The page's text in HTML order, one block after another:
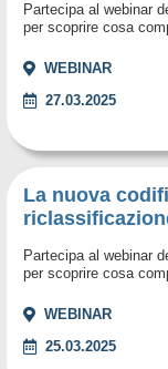
Partecipa al webinar
per scoprire cosa
WEBINAR
27.03.2025
La nuova
Partecipa al webinar
per scoprire cosa
WEBINAR
25.03.2025